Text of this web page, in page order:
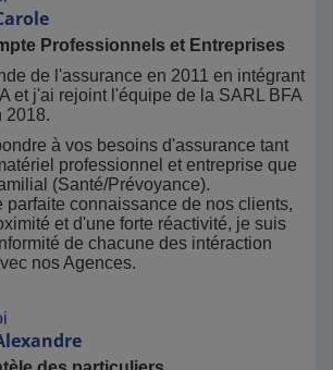
Professionnels et Entreprises
de l'assurance en 2011 en intégrant
et j'ai rejoint l'équipe de la SARL BFA
2018.
à vos besoins d'assurance tant
professionnel et entreprise que
(Santé/Prévoyance).
parfaite connaissance de nos clients,
et d'une forte réactivité, je suis
de chacune des intéraction
nos Agences.